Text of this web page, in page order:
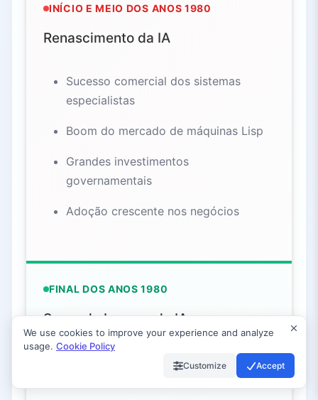
INÍCIO E MEIO DOS ANOS 1980
Renascimento da IA
Sucesso comercial dos sistemas
especialistas
Boom do mercado de máquinas Lisp
Grandes investimentos
governamentais
Adoção crescente nos negócios
FINAL DOS ANOS 1980
Segundo Inverno da IA
Limitações dos sistemas especialistas
We use cookies to improve your experience and analyze
usage. Cookie Policy
Customize Accept